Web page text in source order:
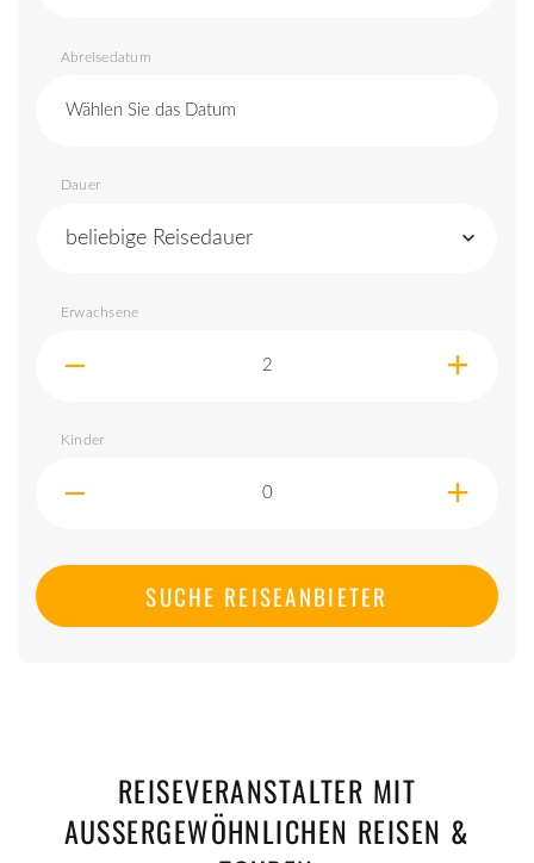
Abreisedatum
Wählen Sie das Datum
Dauer
beliebige Reisedauer
Erwachsene
Kinder
SUCHE REISEANBIETER
REISEVERANSTALTER MIT
AUSSERGEWÖHNLICHEN REISEN &